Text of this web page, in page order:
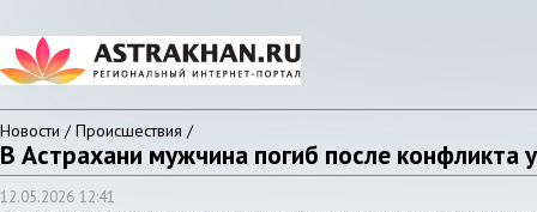
Новости / Происшествия /
В Астрахани мужчина погиб после конфликта
12.05.2026 12:41